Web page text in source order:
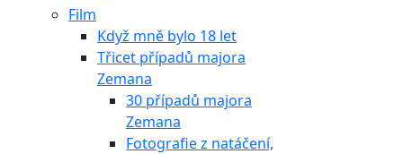
Film
Když mně bylo 18 let
Třicet případů majora
Zemana
30 případů majora
Zemana
Fotografie z natáčení,